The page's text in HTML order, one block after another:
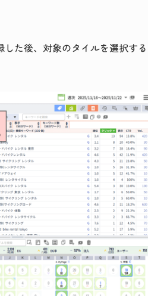
た後、対象のタイルを選択する